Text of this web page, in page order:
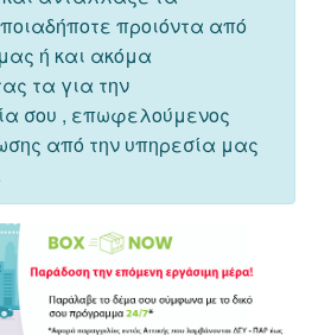
προιόντα από
ή και ακόμα
τα για την
σου , επωφελούμενος
από την υπηρεσία μας